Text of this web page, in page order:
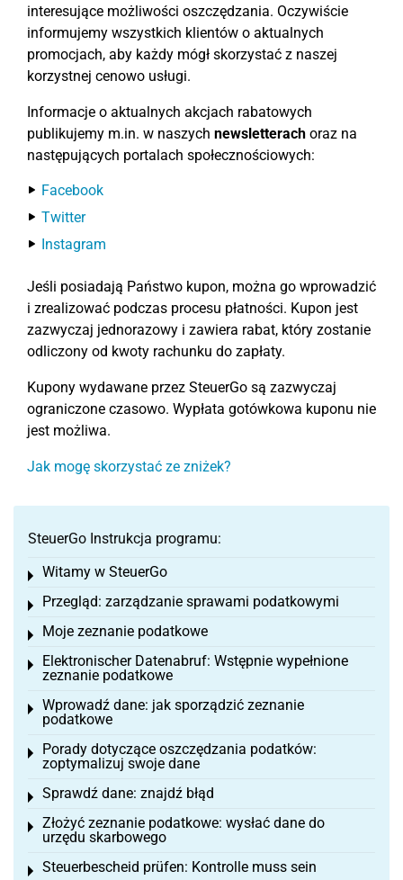
interesujące możliwości oszczędzania. Oczywiście
informujemy wszystkich klientów o aktualnych
promocjach, aby każdy mógł skorzystać z naszej
korzystnej cenowo usługi.
Informacje o aktualnych akcjach rabatowych
publikujemy m.in. w naszych newsletterach oraz na
następujących portalach społecznościowych:
Facebook
Twitter
Instagram
Jeśli posiadają Państwo kupon, można go wprowadzić
i zrealizować podczas procesu płatności. Kupon jest
zazwyczaj jednorazowy i zawiera rabat, który zostanie
odliczony od kwoty rachunku do zapłaty.
Kupony wydawane przez SteuerGo są zazwyczaj
ograniczone czasowo. Wypłata gotówkowa kuponu nie
jest możliwa.
Jak mogę skorzystać ze zniżek?
SteuerGo Instrukcja programu:
Witamy w SteuerGo
Toggle menu
Przegląd: zarządzanie sprawami podatkowymi
Toggle menu
Moje zeznanie podatkowe
Toggle menu
Elektronischer Datenabruf: Wstępnie wypełnione
zeznanie podatkowe
Toggle menu
Wprowadź dane: jak sporządzić zeznanie
podatkowe
Toggle menu
Porady dotyczące oszczędzania podatków:
zoptymalizuj swoje dane
Toggle menu
Sprawdź dane: znajdź błąd
Toggle menu
Złożyć zeznanie podatkowe: wysłać dane do
urzędu skarbowego
Toggle menu
Steuerbescheid prüfen: Kontrolle muss sein
Toggle menu